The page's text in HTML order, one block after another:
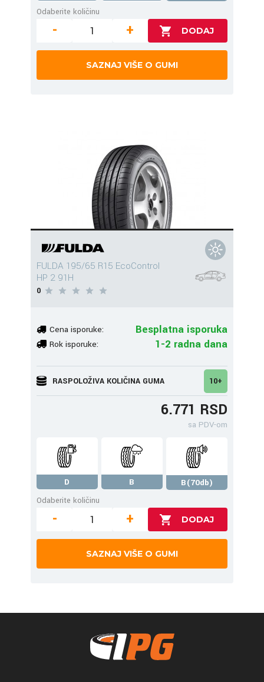
Odaberite količinu
- +
SAZNAJ VIŠE O GUMI
FULDA 195/65 R15 EcoControl
HP 2 91H
0
Cena isporuke: Besplatna isporuka
Rok isporuke: 1-2 radna dana
RASPOLOŽIVA KOLIČINA GUMA 10+
6.771 RSD
sa PDV-om
D B
B(70db)
Odaberite količinu
- +
SAZNAJ VIŠE O GUMI